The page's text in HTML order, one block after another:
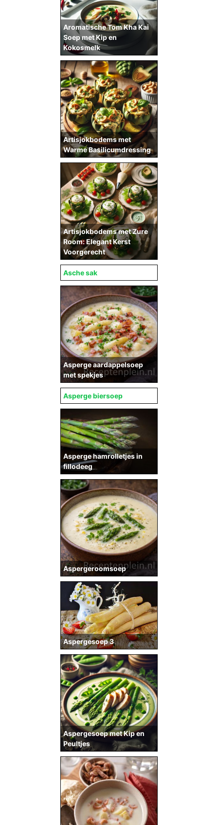
Aromatische Tom Kha Kai
Soep met Kip en
Kokosmelk
Artisjokbodems met
Warme Basilicumdressing
Artisjokbodems met Zure
Room: Elegant Kerst
Voorgerecht
Asche sak
Asperge aardappelsoep
met spekjes
Asperge biersoep
Asperge hamrolletjes in
fillodeeg
Aspergeroomsoep
Aspergesoep 3
Aspergesoep met Kip en
Peultjes